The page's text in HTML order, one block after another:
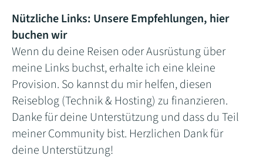
Nützliche Links: Unsere Empfehlungen, hier
buchen wir
Wenn du deine Reisen oder Ausrüstung über
meine Links buchst, erhalte ich eine kleine
Provision. So kannst du mir helfen, diesen
Reiseblog (Technik & Hosting) zu finanzieren.
Danke für deine Unterstützung und dass du Teil
meiner Community bist. Herzlichen Dank für
deine Unterstützung!